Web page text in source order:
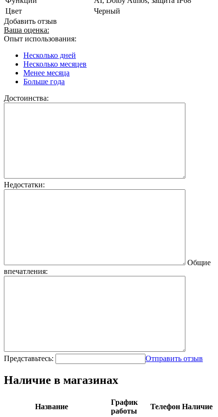
Цвет
Черный
Добавить отзыв
Ваша оценка:
Опыт использования:
Несколько дней
Несколько месяцев
Менее месяца
Больше года
Достоинства:
Недостатки:
Общие
впечатления:
Представьтесь: Отправить отзыв
Наличие в магазинах
Название
График
работы
Телефон Наличие